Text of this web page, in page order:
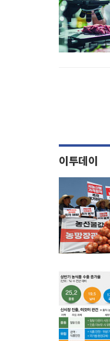
이투데이